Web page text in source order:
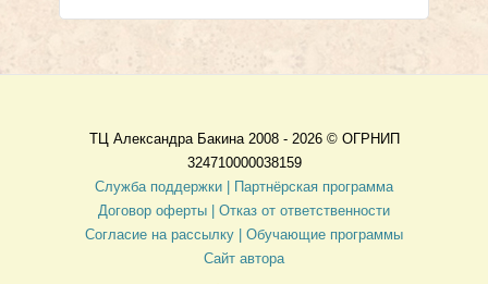
ТЦ Александра Бакина 2008 - 2026 © ОГРНИП
324710000038159
Служба поддержки |
Партнёрская программа
Договор оферты
| Отказ от ответственности
Согласие на рассылку | Обучающие программы
Сайт автора